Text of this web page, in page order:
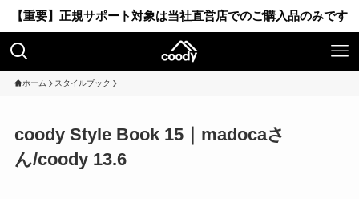
【重要】正規サポート対象は当社直営店でのご購入品のみです
ホーム スタイルブック
coody Style Book 15｜madocaさ
ん/coody 13.6